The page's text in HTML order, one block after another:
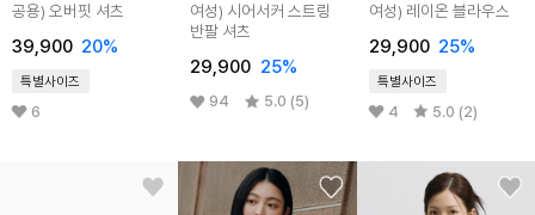
공용) 오버핏 셔츠
39,900 20%
특별사이즈
6
여성) 시어서커 스트링
반팔 셔츠
29,900 25%
94 5.0 (5)
여성) 레이온 블라우스
29,900 25%
특별사이즈
4 5.0 (2)